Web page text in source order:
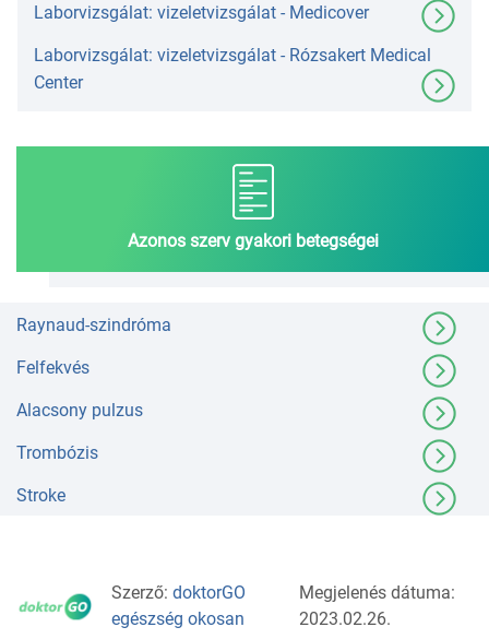
Laborvizsgálat: vizeletvizsgálat - Medicover
Laborvizsgálat: vizeletvizsgálat - Rózsakert Medical
Center
Azonos szerv gyakori betegségei
Raynaud-szindróma
Felfekvés
Alacsony pulzus
Trombózis
Stroke
Szerző: doktorGO
egészség okosan
Megjelenés dátuma:
2023.02.26.